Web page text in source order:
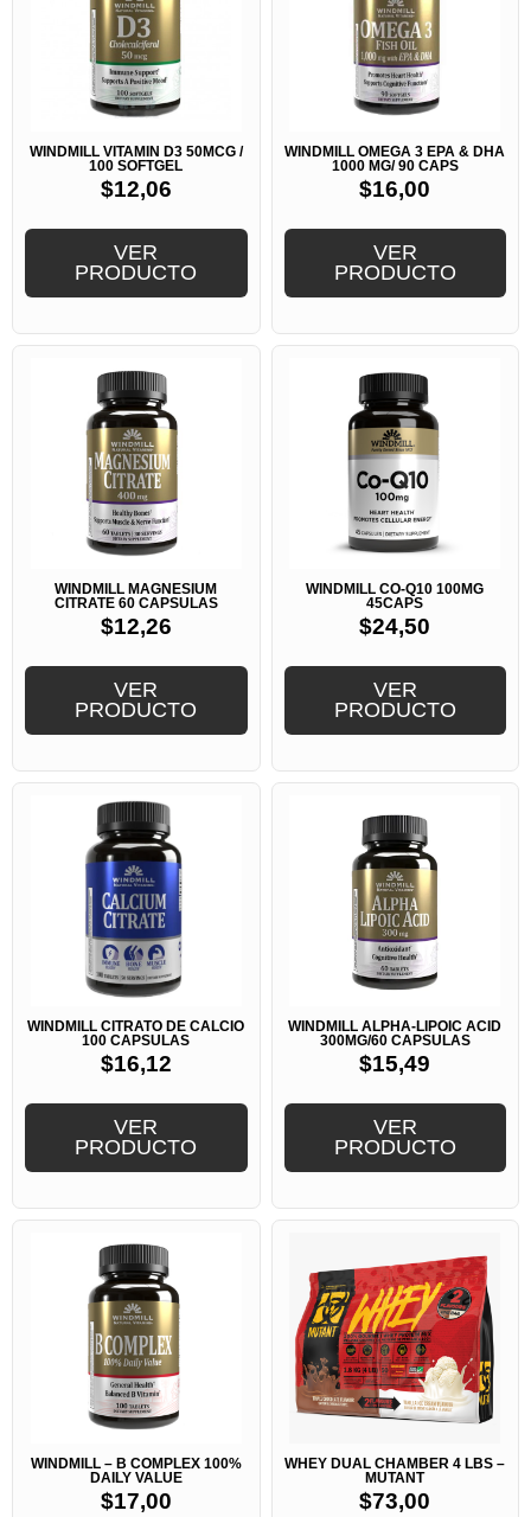
WINDMILL VITAMIN D3 50MCG /
100 SOFTGEL
$12,06
VER
PRODUCTO
WINDMILL OMEGA 3 EPA & DHA
1000 MG/ 90 CAPS
$16,00
VER
PRODUCTO
WINDMILL MAGNESIUM
CITRATE 60 CAPSULAS
$12,26
VER
PRODUCTO
WINDMILL CO-Q10 100MG
45CAPS
$24,50
VER
PRODUCTO
WINDMILL CITRATO DE CALCIO
100 CAPSULAS
$16,12
VER
PRODUCTO
WINDMILL ALPHA-LIPOIC ACID
300MG/60 CAPSULAS
$15,49
VER
PRODUCTO
WINDMILL – B COMPLEX 100%
DAILY VALUE
$17,00
WHEY DUAL CHAMBER 4 LBS –
MUTANT
$73,00